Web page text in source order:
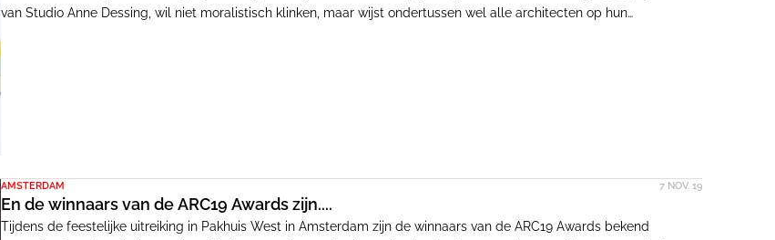
van Studio Anne Dessing, wil niet moralistisch klinken, maar wijst ondertussen wel alle architecten op hun
AMSTERDAM 7 NOV. 19
En de winnaars van de ARC19 Awards zijn....
Tijdens de feestelijke uitreiking in Pakhuis West in Amsterdam zijn de winnaars van de ARC19 Awards bekend